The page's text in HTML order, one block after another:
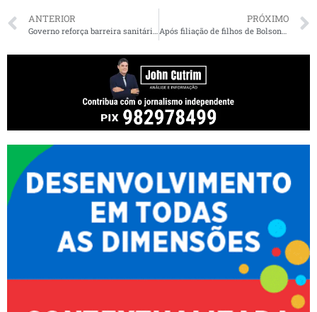
ANTERIOR
Governo reforça barreira sanitária e aborda passageiros que chegam a São Luís e Imperatriz
PRÓXIMO
Após filiação de filhos de Bolsonaro, Brandão garante que Republicanos continua apoiando Flávio Dino